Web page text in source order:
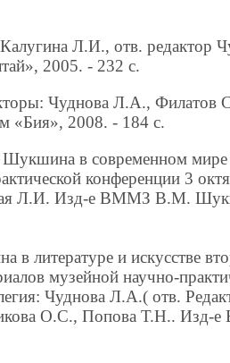
Л.И., отв. редактор
2005. - 232 с.
Чуднова Л.А., Филатов
2008. - 184 с.
в современном
конференции 3
Л.И. Изд-е ВММЗ В.М.
литературе и искусстве
музейной научно-
Чуднова Л.А.( отв.
О.С., Попова Т.Н..